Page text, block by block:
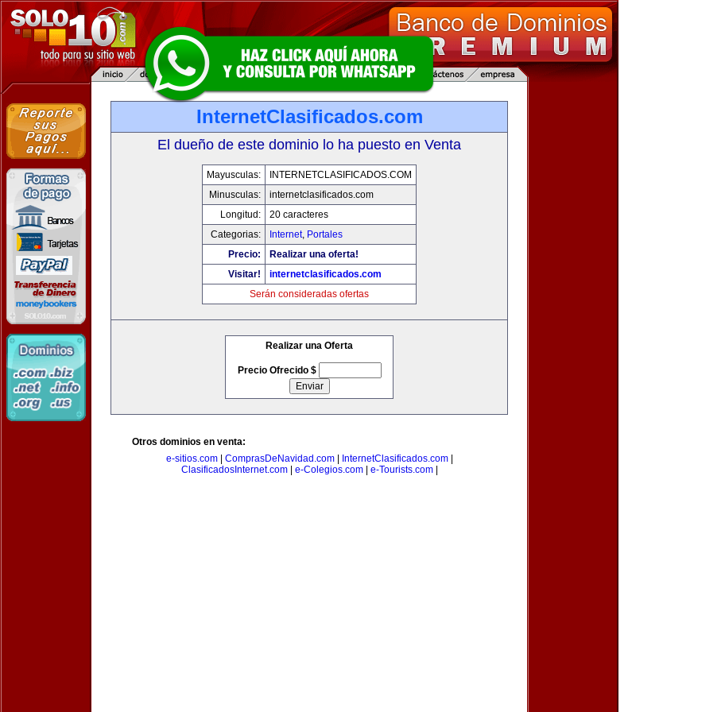
InternetClasificados.com
El dueño de este dominio lo ha puesto en Venta
Mayusculas:
INTERNETCLASIFICADOS.COM
Minusculas:
internetclasificados.com
Longitud:
20 caracteres
Categorias:
Internet, Portales
Precio:
Realizar una oferta!
Visitar!
internetclasificados.com
Serán consideradas ofertas
Realizar una Oferta
Precio Ofrecido $
Otros dominios en venta:
e-sitios.com| ComprasDeNavidad.com| InternetClasificados.com|
ClasificadosInternet.com| e-Colegios.com| e-Tourists.com|